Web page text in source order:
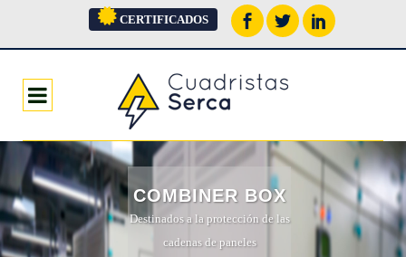
CERTIFICADOS
COMBINER BOX
Destinados a la protección de las
cadenas de paneles